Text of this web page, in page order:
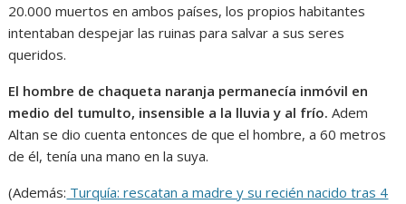
20.000 muertos en ambos países, los propios habitantes
intentaban despejar las ruinas para salvar a sus seres
queridos.
El hombre de chaqueta naranja permanecía inmóvil en
medio del tumulto, insensible a la lluvia y al frío. Adem
Altan se dio cuenta entonces de que el hombre, a 60 metros
de él, tenía una mano en la suya.
(Además: Turquía: rescatan a madre y su recién nacido tras 4